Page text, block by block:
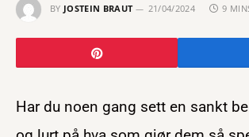
BY JOSTEIN BRAUT 21/04/2024 9
Har du noen gang sett en sankt